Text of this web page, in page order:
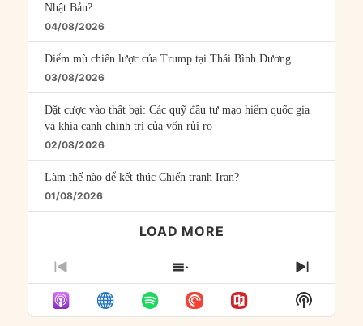
Nhật Bản?
04/08/2026
Điểm mù chiến lược của Trump tại Thái Bình Dương
03/08/2026
Đặt cược vào thất bại: Các quỹ đầu tư mạo hiểm quốc gia
và khía cạnh chính trị của vốn rủi ro
02/08/2026
Làm thế nào để kết thúc Chiến tranh Iran?
01/08/2026
LOAD MORE
PREVIOUS
EPISODE
SHOW
EPISODES
LIST
NEXT
Show
Podcast